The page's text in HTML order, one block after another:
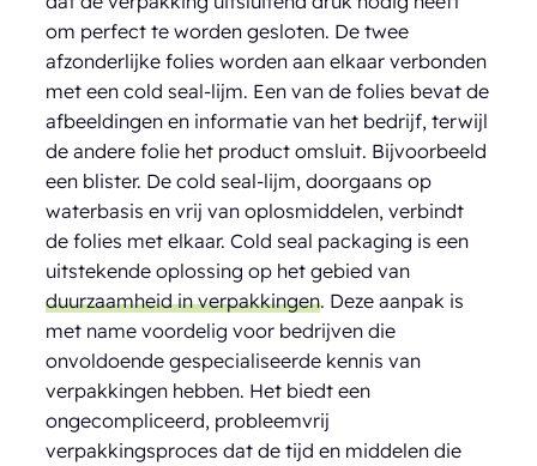
om perfect te worden gesloten. De twee
afzonderlijke folies worden aan elkaar verbonden
met een cold seal-lijm. Een van de folies bevat de
afbeeldingen en informatie van het bedrijf, terwijl
de andere folie het product omsluit. Bijvoorbeeld
een blister. De cold seal-lijm, doorgaans op
waterbasis en vrij van oplosmiddelen, verbindt
de folies met elkaar. Cold seal packaging is een
uitstekende oplossing op het gebied van
duurzaamheid in verpakkingen. Deze aanpak is
met name voordelig voor bedrijven die
onvoldoende gespecialiseerde kennis van
verpakkingen hebben. Het biedt een
ongecompliceerd, probleemvrij
verpakkingsproces dat de tijd en middelen die